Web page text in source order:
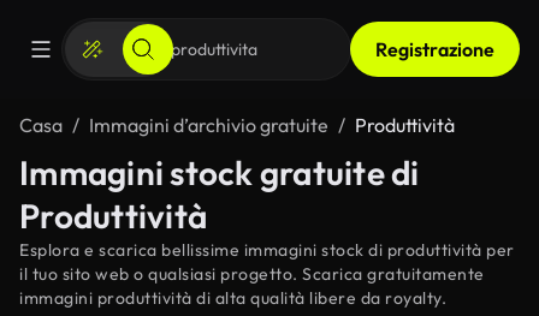
Registrazione
Casa Immagini d’archivio gratuite Produttività
Immagini stock gratuite di
Produttività
Esplora e scarica bellissime immagini stock di produttività per
il tuo sito web o qualsiasi progetto. Scarica gratuitamente
immagini produttività di alta qualità libere da royalty.